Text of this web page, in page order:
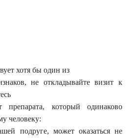
хотя бы один из
не откладывайте визит к
препарата, который одинаково
человеку:
подруге, может оказаться не